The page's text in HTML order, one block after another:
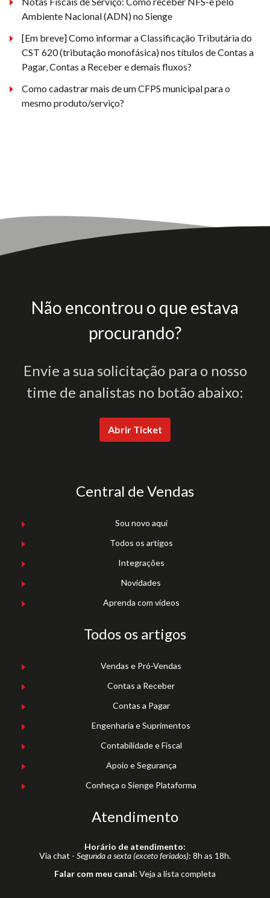
Ambiente Nacional (ADN) no Sienge
[Em breve] Como informar a Classificação Tributária do
CST 620 (tributação monofásica) nos títulos de Contas a
Pagar, Contas a Receber e demais fluxos?
Como cadastrar mais de um CFPS municipal para o
mesmo produto/serviço?
Não encontrou o que estava
procurando?
Envie a sua solicitação para o nosso
time de analistas no botão abaixo:
Abrir Ticket
Central de Vendas
Sou novo aqui
Todos os artigos
Integrações
Novidades
Aprenda com vídeos
Todos os artigos
Vendas e Pró-Vendas
Contas a Receber
Contas a Pagar
Engenharia e Suprimentos
Contabilidade e Fiscal
Apoio e Segurança
Conheça o Sienge Plataforma
Atendimento
Horário de atendimento:
Via chat - Segunda a sexta (exceto feriados): 8h as 18h.
Falar com meu canal: Veja a lista completa